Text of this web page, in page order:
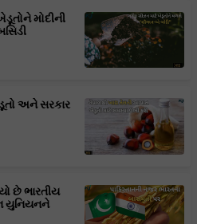
મોદીની
અને સરકાર
છે ભારતીય
યુનિયનને